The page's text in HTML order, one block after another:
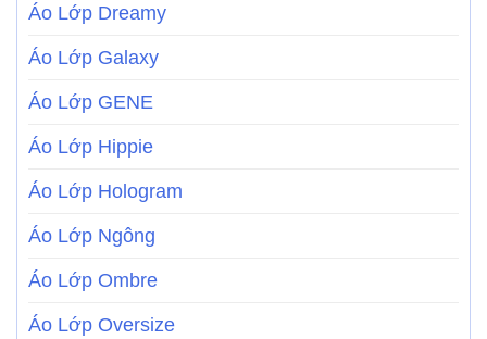
Áo Lớp Dreamy
Áo Lớp Galaxy
Áo Lớp GENE
Áo Lớp Hippie
Áo Lớp Hologram
Áo Lớp Ngông
Áo Lớp Ombre
Áo Lớp Oversize